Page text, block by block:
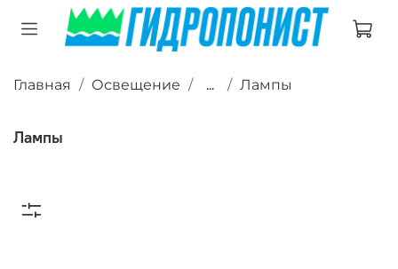
Главная Освещение ... Лампы
Лампы